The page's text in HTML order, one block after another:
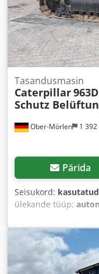
Ober-Mörlen 1
Tasandusmasin
Caterpillar
Schutz
Pärida
Seisukord: kasutatud
ülekande tüüp: